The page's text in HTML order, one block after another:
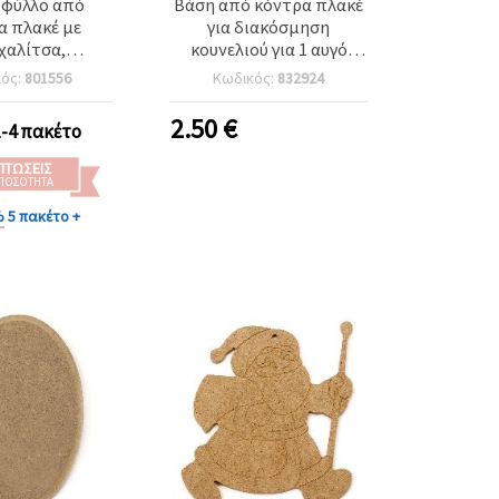
πλακέ με
45x25x2
- 5 τεμ.
801556
4 πακέτο
5 πακέτο +
για διακόσμηση
κουνελιού για 1 αυγό
20x10 εκ.
Κωδικός: 832924
2.50€